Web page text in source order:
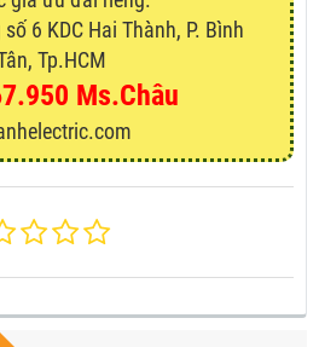
6 KDC Hai Thành, P. Bình
Tp.HCM
Ms.Châu